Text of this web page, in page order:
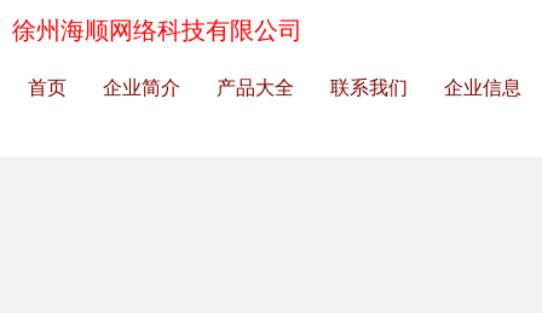
徐州海顺网络科技有限公司
首页 企业简介 产品大全 联系我们 企业信息